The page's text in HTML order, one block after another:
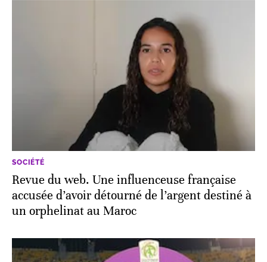
SOCIÉTÉ
Revue du web. Une influenceuse française
accusée d’avoir détourné de l’argent destiné à
un orphelinat au Maroc